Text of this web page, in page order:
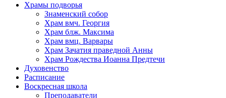
Храмы подворья
Знаменский собор
Храм вмч. Георгия
Храм блж. Максима
Храм вмц. Варвары
Храм Зачатия праведной Анны
Храм Рождества Иоанна Предтечи
Духовенство
Расписание
Воскресная школа
Преподаватели